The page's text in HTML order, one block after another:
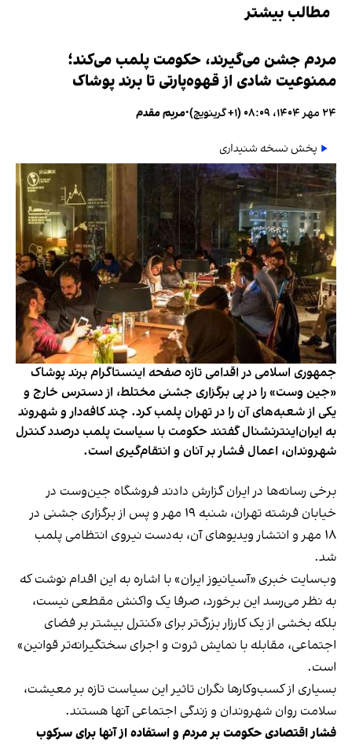
مطالب بیشتر
مردم جشن می‌گیرند، حکومت پلمب می‌کند؛
ممنوعیت شادی از قهوه‌پارتی تا برند پوشاک
۲۴ مهر ۱۴۰۴، ۰۸:۰۹ (‎+۱ گرینویچ) •مریم مقدم
پخش نسخه شنیداری
جمهوری اسلامی در اقدامی تازه صفحه اینستاگرام برند پوشاک
«جین وست» را در پی برگزاری جشنی مختلط، از دسترس خارج و
یکی از شعبه‌های آن را در تهران پلمب کرد. چند کافه‌‌دار و شهروند
به ایران‌اینترنشنال گفتند حکومت با سیاست پلمب درصدد کنترل
شهروندان، اعمال فشار بر آنان و انتقام‌گیری است.
برخی رسانه‌ها در ایران گزارش دادند فروشگاه جین‌وست در
خیابان فرشته تهران، شنبه ۱۹ مهر و پس از برگزاری جشنی در
۱۸ مهر و انتشار ویدیوهای آن، به‌دست نیروی انتظامی پلمب
شد.
وب‌سایت خبری «آسیانیوز ایران» با اشاره به این اقدام نوشت که
به نظر می‌رسد این برخورد، صرفا یک واکنش مقطعی نیست،
بلکه بخشی از یک کارزار بزرگ‌تر برای «کنترل بیشتر بر فضای
اجتماعی، مقابله با نمایش ثروت و اجرای سختگیرانه‌تر قوانین»
است.
بسیاری از کسب‌وکارها نگران تاثیر این سیاست‌ تازه بر معیشت،
سلامت روان شهروندان و زندگی اجتماعی آنها هستند.
فشار اقتصادی حکومت بر مردم و استفاده از آنها برای سرکوب